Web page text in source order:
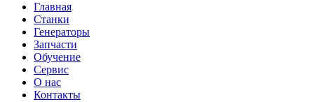
Главная
Станки
Генераторы
Запчасти
Обучение
Сервис
О нас
Контакты